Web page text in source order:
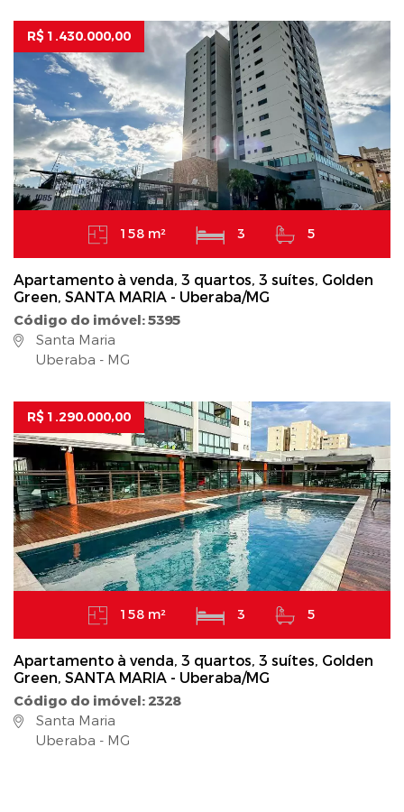
R$ 1.430.000,00
158 m² 3 5
Apartamento à venda, 3 quartos, 3 suítes, Golden
Green, SANTA MARIA - Uberaba/MG
Código do imóvel: 5395
Santa Maria
Uberaba - MG
R$ 1.290.000,00
158 m² 3 5
Apartamento à venda, 3 quartos, 3 suítes, Golden
Green, SANTA MARIA - Uberaba/MG
Código do imóvel: 2328
Santa Maria
Uberaba - MG